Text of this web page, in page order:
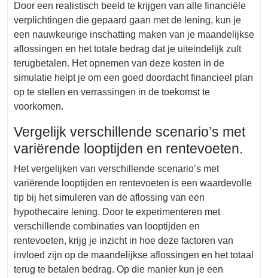
Door een realistisch beeld te krijgen van alle financiële
verplichtingen die gepaard gaan met de lening, kun je
een nauwkeurige inschatting maken van je maandelijkse
aflossingen en het totale bedrag dat je uiteindelijk zult
terugbetalen. Het opnemen van deze kosten in de
simulatie helpt je om een goed doordacht financieel plan
op te stellen en verrassingen in de toekomst te
voorkomen.
Vergelijk verschillende scenario’s met
variërende looptijden en rentevoeten.
Het vergelijken van verschillende scenario’s met
variërende looptijden en rentevoeten is een waardevolle
tip bij het simuleren van de aflossing van een
hypothecaire lening. Door te experimenteren met
verschillende combinaties van looptijden en
rentevoeten, krijg je inzicht in hoe deze factoren van
invloed zijn op de maandelijkse aflossingen en het totaal
terug te betalen bedrag. Op die manier kun je een